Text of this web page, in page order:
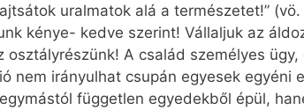
uralmatok alá a természetet!”
kénye- kedve szerint! Vállaljuk az
A család személyes
nem irányulhat csupán egyesek egyéni
független egyedekből épül,